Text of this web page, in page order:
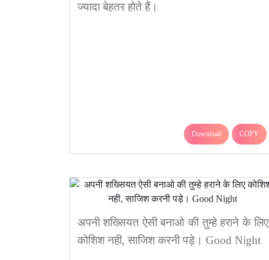
ज्यादा बेहतर होते हैं।
Download COPY
अपनी शख्सियत ऐसी बनाओ की तुम्हे हराने के लिए
कोशिश नही, साजिश करनी पड़े। Good Night